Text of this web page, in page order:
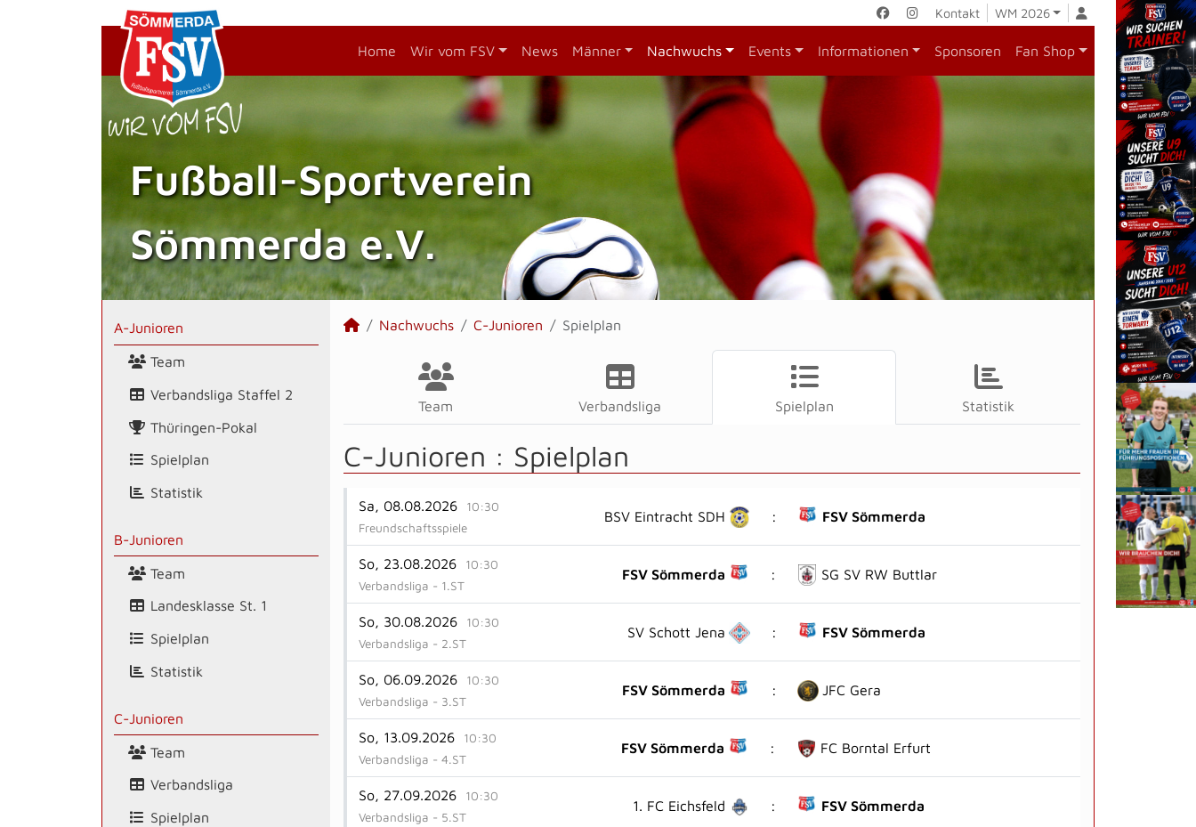
Kontakt WM 2026
Home Wir vom FSV News Männer Nachwuchs Events Informationen Sponsoren Fan Shop
Fußball-Sportverein
Sömmerda e.V.
A-Junioren
Team
Verbandsliga Staffel 2
Thüringen-Pokal
Spielplan
Statistik
B-Junioren
Team
Landesklasse St. 1
Spielplan
Statistik
C-Junioren
Team
Verbandsliga
Spielplan
Nachwuchs C-Junioren Spielplan
Team Verbandsliga Spielplan Statistik
C-Junioren : Spielplan
Sa, 08.08.2026
10:30
Freundschaftsspiele
BSV Eintracht SDH : FSV Sömmerda
So, 23.08.2026
10:30
Verbandsliga - 1.ST
FSV Sömmerda : SG SV RW Buttlar
So, 30.08.2026
10:30
Verbandsliga - 2.ST
SV Schott Jena : FSV Sömmerda
So, 06.09.2026
10:30
Verbandsliga - 3.ST
FSV Sömmerda : JFC Gera
So, 13.09.2026
10:30
Verbandsliga - 4.ST
FSV Sömmerda : FC Borntal Erfurt
So, 27.09.2026
10:30
Verbandsliga - 5.ST
1. FC Eichsfeld : FSV Sömmerda